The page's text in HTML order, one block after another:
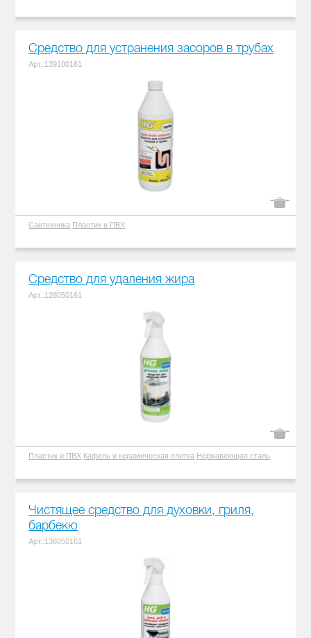
Средство для устранения засоров в трубах
Арт.:139100161
Сантехника Пластик и ПВХ
Средство для удаления жира
Арт.:128050161
Пластик и ПВХ Кафель и керамическая плитка Нержавеющая сталь
Чистящее средство для духовки, гриля,
барбекю
Арт.:138050161